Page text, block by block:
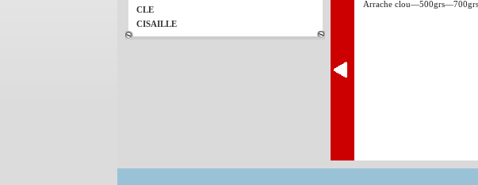
CLE
CISAILLE
Arrache clou—500grs—700grs